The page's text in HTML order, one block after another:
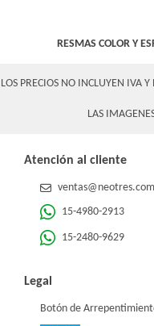
RESMAS COLOR Y
LOS PRECIOS NO INCLUYEN IVA
LAS
Atención al cliente
ventas@neotres.com
15-4980-2913
15-2480-9629
Legal
Botón de